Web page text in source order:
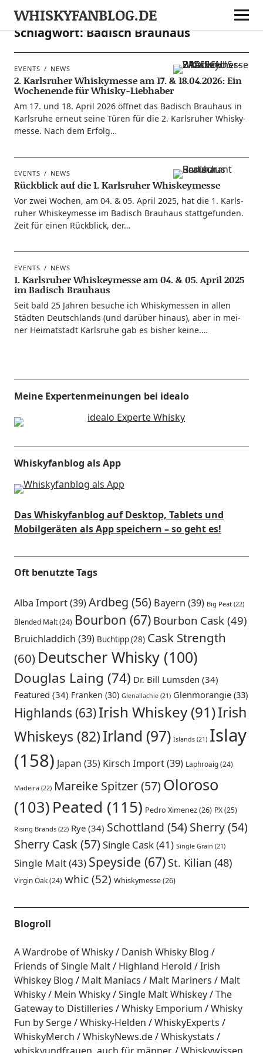
WHISKYFANBLOG.DE
Schlagwort:Badisch Brauhaus
EVENTS NEWS
2. Karlsruher Whiskymesse am 17. & 18.04.2026: Ein
Wochenende für Whisky-Liebhaber
Am 17. und 18. April 2026 öff­net das Badisch Brau­haus in
Karls­ru­he erneut sei­ne Türen für die 2. Karls­ru­her Whis­ky­
mes­se. Nach dem Erfolg…
EVENTS NEWS
Rückblick auf die 1. Karlsruher Whiskeymesse
Vor zwei Wochen, am 04. & 05. April 2025, hat die 1. Karls­
ru­her Whis­key­mes­se im Badisch Brau­haus statt­ge­fun­den.
Zeit für einen Rück­blick, der…
EVENTS NEWS
1. Karlsruher Whiskeymesse am 04. & 05. April 2025
im Badisch Brauhaus
Seit bald 25 Jah­ren besu­che ich Whis­ky­mes­sen in allen
Städ­ten Deutsch­lands (und dar­über hin­aus), aber in mei­
ner Hei­mat­stadt Karls­ru­he gab es bis­her keine.…
Meine Expertenmeinungen bei idealo
Whiskyfanblog als App
Das Whiskyfanblog auf Desktop, Tablets und
Mobilgeräten als App speichern – so geht es!
Oft benutzte Tags
Alba Import(39)Ardbeg (56) Bayern (39) Big Peat(22)
Blended Malt(24) Bourbon (67) Bourbon Cask(49)
Bruichladdich (39) Buchtipp(28) Cask Strength
(60) Deutscher Whisky(100)
Douglas Laing (74) Dr. Bill Lumsden (34)
Featured (34) Franken (30) Glenallachie(21) Glenmorangie(33)
Highlands (63)Irish Whiskey(91)Irish
Whiskeys (82)Irland (97) Islands(21) Islay
(158) Japan (35) Kirsch Import(39) Laphroaig(24)
Madeira(22) Mareike Spitzer(57)Oloroso
(103) Peated (115) Pedro Ximenez(26) PX(25)
Rising Brands(22) Rye(34) Schottland (54) Sherry(54)
Sherry Cask (57)Single Cask(41) Single Grain (21)
Single Malt(43) Speyside (67) St. Kilian (48)
Virgin Oak(24) whic(52) Whiskymesse(26)
Blogroll
A Wardrobe of Whisky
Danish Whisky Blog
Friends of Single Malt
Highland Herold
Irish
Whiskey Blog
Malt Maniacs Malt Mariners
Malt
Whisky
Mein Whisky Single Malt Whiskey
The
Gateway to Distilleries
Whisky Emporium
Whisky
Fun by Serge
Whisky-Helden
WhiskyExperts
WhiskyMerch
WhiskyNews.de
Whiskystats